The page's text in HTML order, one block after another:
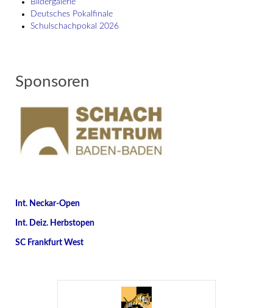
Bildergalerie
Deutsches Pokalfinale
Schulschach­pokal 2026
Sponsoren
Int. Neckar-Open
Int. Deiz. Herbstopen
SC Frankfurt West